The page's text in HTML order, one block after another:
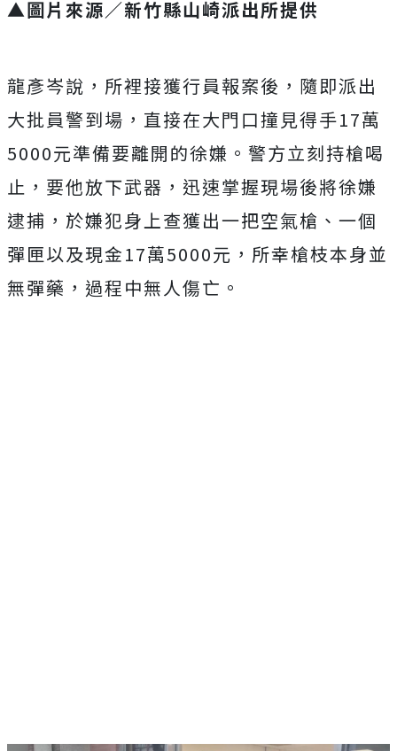
▲圖片來源／新竹縣山崎派出所提供
龍彥岑說，所裡接獲行員報案後，隨即派出
大批員警到場，直接在大門口撞見得手17萬
5000元準備要離開的徐嫌。 警方立刻持槍喝
止，要他放下武器，迅速掌握現場後將徐嫌
逮捕，於嫌犯身上查獲出一把空氣槍、一個
彈匣以及現金17萬5000元，所幸槍枝本身並
無彈藥，過程中無人傷亡 。